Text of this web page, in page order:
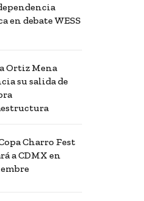
en debate WESS
Ortiz Mena
su salida de
Charro Fest
a CDMX en